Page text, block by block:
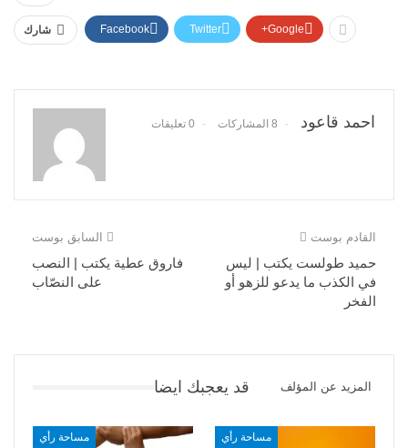
شارك Facebook Twitter Google+
احمد قاعود 8 المشاركات 0 تعليقات
السابق بوست
فاروق عطية يكتب | النصب
على النصّاب
القادم بوست
حميد طولست يكتب | ليس
في الكذب ما يدعو للزهو أو
الفخر
قد يعجبك ايضا المزيد عن المؤلف
مساحة رأي مساحة رأي